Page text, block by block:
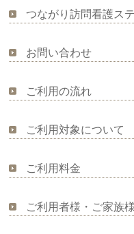
つながり訪問看護ス
お問い合わせ
ご利用の流れ
ご利用対象について
ご利用料金
ご利用者様・ご家族